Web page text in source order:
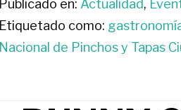
Publicado en: Actualidad,
Etiquetado como:
Nacional de Pinchos y Tapas